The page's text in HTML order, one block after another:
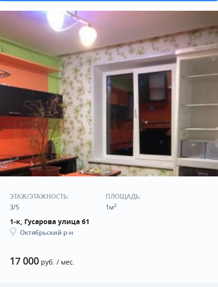
17 000 руб. / мес.
1-к, Гусарова улица 61
Октябрьский р-н
ЭТАЖ/ЭТАЖНОСТЬ:
3/5
ПЛОЩАДЬ:
1м2